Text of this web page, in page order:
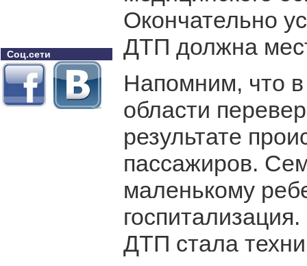
Соц.сети
Окончательно
ДТП должна
Напомним, что
области
результате
пассажиров.
маленькому
ДТП стала